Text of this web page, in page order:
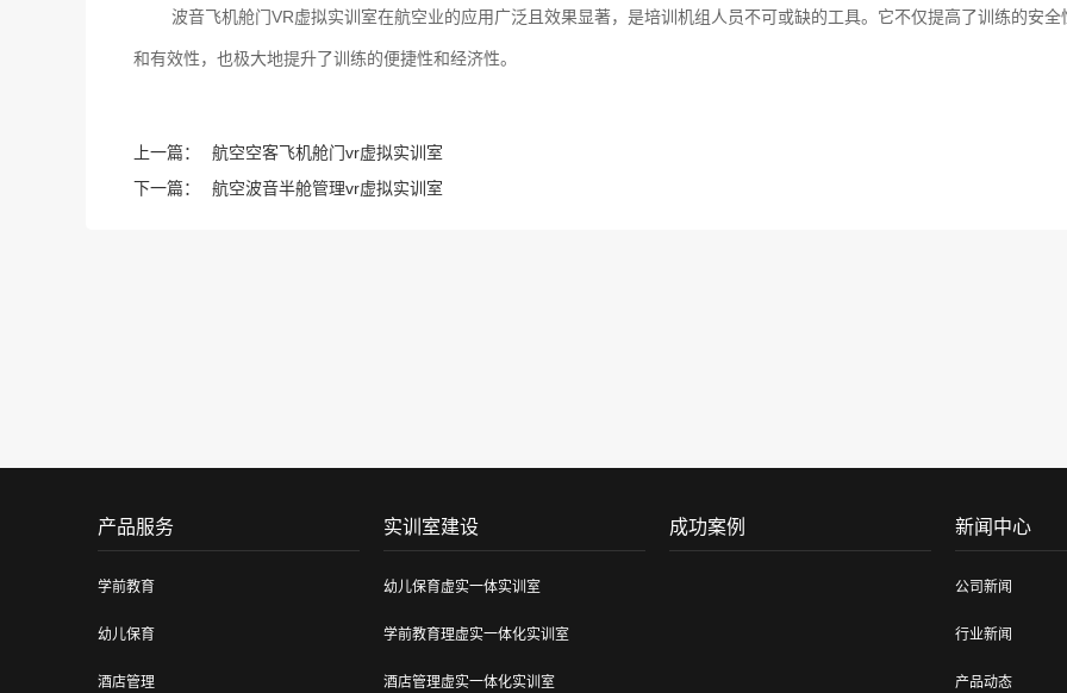
波音飞机舱门VR虚拟实训室在航空业的应用广泛且效果显著，是培训机组人员不可或缺的工具。它不仅提高了训练的安全
和有效性，也极大地提升了训练的便捷性和经济性。
上一篇：
航空空客飞机舱门vr虚拟实训室
下一篇：
航空波音半舱管理vr虚拟实训室
产品服务
学前教育
幼儿保育
酒店管理
实训室建设
幼儿保育虚实一体实训室
学前教育理虚实一体化实训室
酒店管理虚实一体化实训室
成功案例 新闻中心
公司新闻
行业新闻
产品动态